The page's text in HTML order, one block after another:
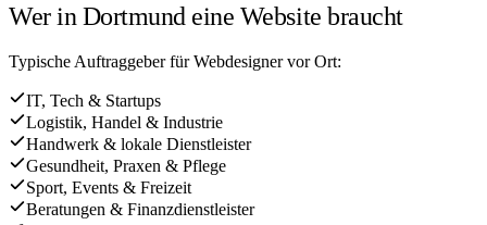
Wer in Dortmund eine Website braucht
Typische Auftraggeber für Webdesigner vor Ort:
IT, Tech & Startups
Logistik, Handel & Industrie
Handwerk & lokale Dienstleister
Gesundheit, Praxen & Pflege
Sport, Events & Freizeit
Beratungen & Finanzdienstleister